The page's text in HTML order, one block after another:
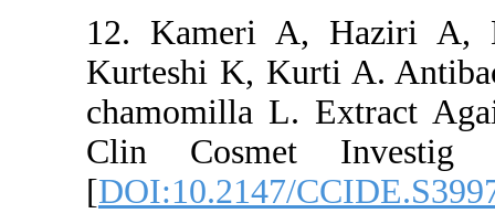
12. Kameri
Kurteshi K,
chamomilla L.
Clin
[DOI:10.2147/